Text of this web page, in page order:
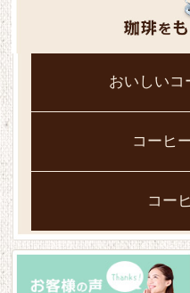
おいしいコ
コーヒ
コー